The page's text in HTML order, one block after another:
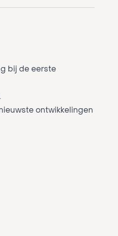
bij de eerste
ontwikkelingen